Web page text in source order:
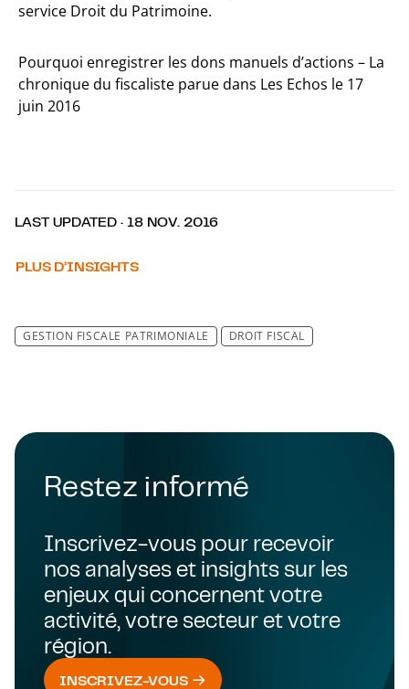
service Droit du Patrimoine.
Pourquoi enregistrer les dons manuels d’actions – La
chronique du fiscaliste parue dans Les Echos le 17
juin 2016
LAST UPDATED · 18 NOV. 2016
PLUS D’INSIGHTS
GESTION FISCALE PATRIMONIALE DROIT FISCAL
Restez informé
Inscrivez-vous pour recevoir
nos analyses et insights sur les
enjeux qui concernent votre
activité, votre secteur et votre
région.
INSCRIVEZ-VOUS